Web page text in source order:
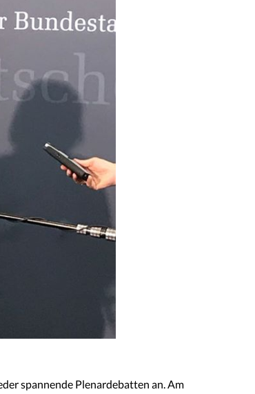
spannende Plenardebatten an. Am